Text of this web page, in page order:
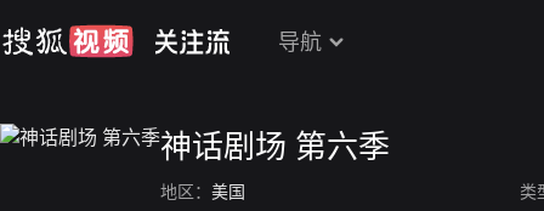
导航
神话剧场 第六季
地区： 美国
类